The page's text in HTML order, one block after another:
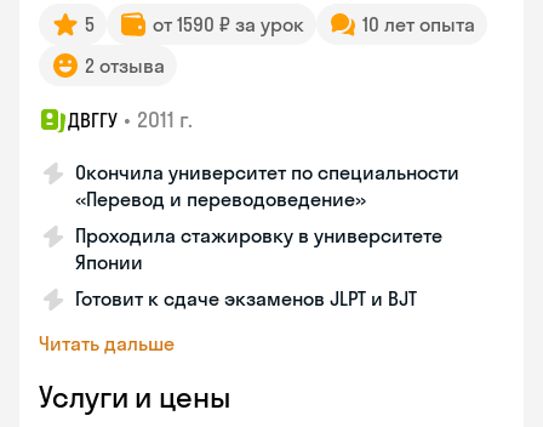
5 от 1590 ₽ за урок
10 лет опыта
2 отзыва
ДВГГУ • 2011 г.
Окончила университет по специальности
«Перевод и переводоведение»
Проходила стажировку в университете
Японии
Готовит к сдаче экзаменов JLPT и BJT
Читать дальше
Услуги и цены